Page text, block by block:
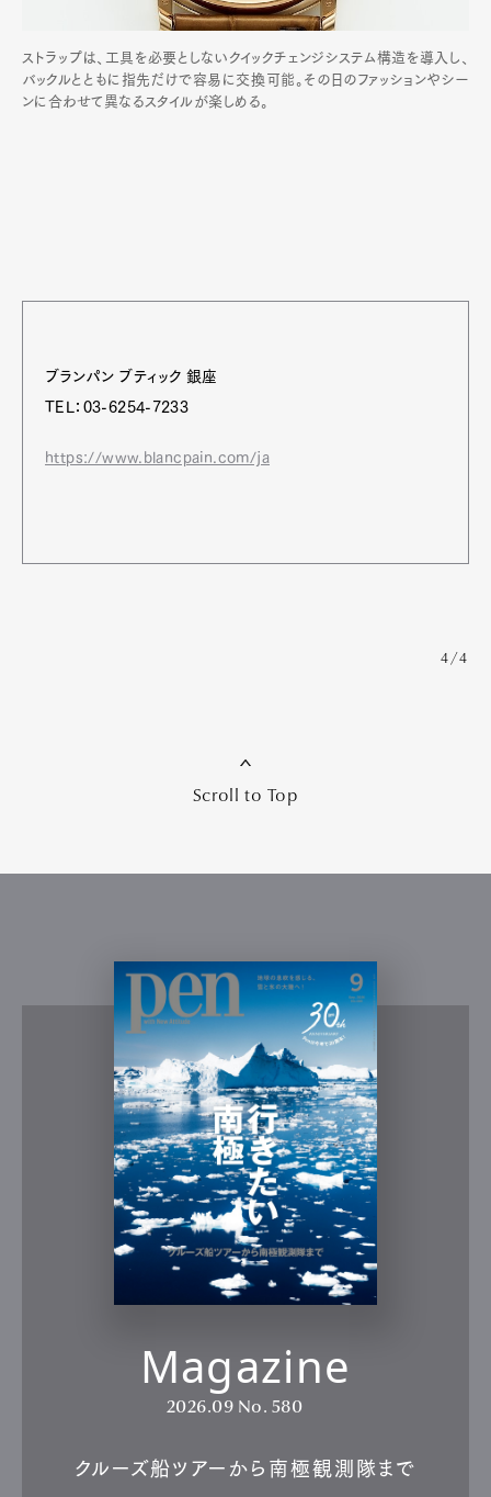
ストラップは、工具を必要としないクイックチェンジシステム構造を導入し、
バックルとともに指先だけで容易に交換可能。その日のファッションやシー
ンに合わせて異なるスタイルが楽しめる。
ブランパン ブティック 銀座
TEL：03-6254-7233
https://www.blancpain.com/ja
4/4
Scroll to Top
Magazine
2026.09 No. 580
クルーズ船ツアーから南極観測隊まで